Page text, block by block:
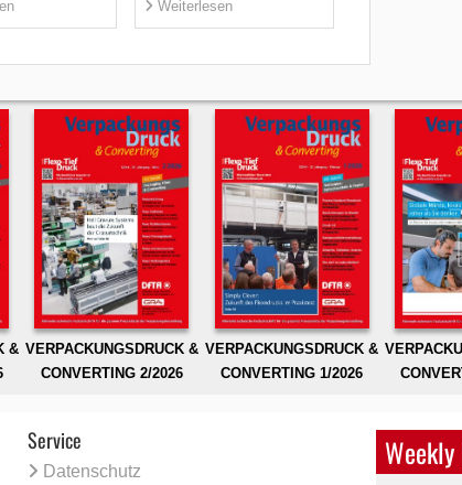
Weiterlesen
& VERPACKUNGSDRUCK &
CONVERTING 2/2026
VERPACKUNGSDRUCK &
CONVERTING 1/2026
Service
Datenschutz